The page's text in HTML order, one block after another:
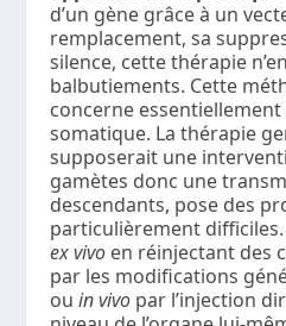
d’un gène grâce à un
remplacement, sa
silence, cette thérapie
balbutiements. Cette
concerne
somatique. La thérapie
supposerait une
gamètes donc une
descendants, pose des
particulièrement
ex vivo en réinjectant des
par les modifications
ouin vivo par l’injection